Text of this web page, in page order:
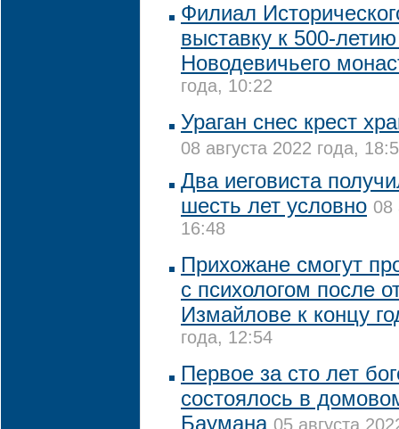
Филиал
выставку к 500-
Новодевичьего
года, 10:22
Ураган снес крест
08 августа 2022 года,
Два иеговиста
шесть лет условно 08
16:48
Прихожане смогут
с психологом после
Измайлове к концу
года, 12:54
Первое за сто лет
состоялось в
Баумана 05 августа